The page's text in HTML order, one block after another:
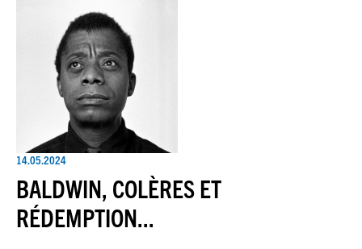
14.05.2024
BALDWIN, COLÈRES ET
RÉDEMPTION...